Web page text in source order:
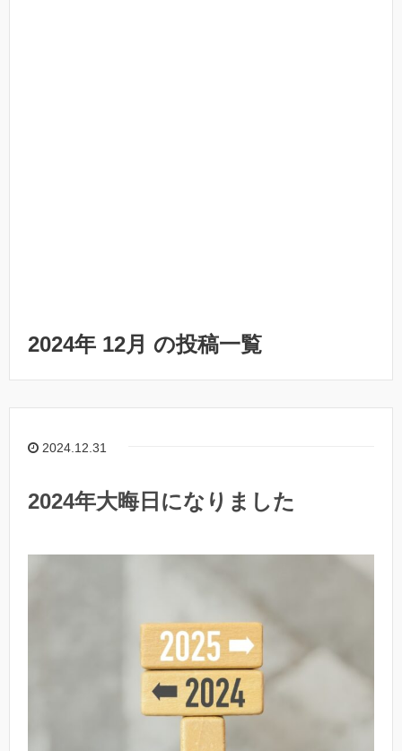
2024年 12月 の投稿一覧
2024.12.31
2024年大晦日になりました